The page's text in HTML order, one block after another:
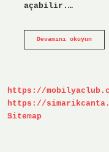
açabilir.…
Devamını okuyunBiber
https://
https://
Sitemap